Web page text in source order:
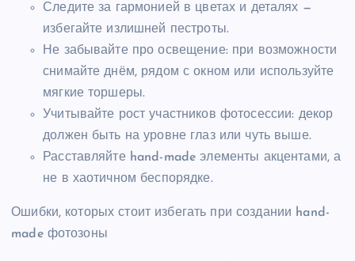
Следите за гармонией в цветах и деталях —
избегайте излишней пестроты.
Не забывайте про освещение: при возможности
снимайте днём, рядом с окном или используйте
мягкие торшеры.
Учитывайте рост участников фотосессии: декор
должен быть на уровне глаз или чуть выше.
Расставляйте hand-made элементы акцентами, а
не в хаотичном беспорядке.
Ошибки, которых стоит избегать при создании hand-
made фотозоны